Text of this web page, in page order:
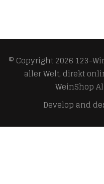
© Copyright 2026 123-
aller Welt, direkt
WeinShop
Develop and